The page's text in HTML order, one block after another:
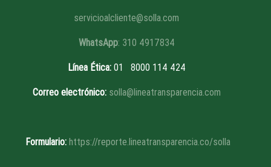
servicioalcliente@solla.com
WhatsApp: 310 4917834
Línea Ética:01 8000 114 424
Correo electrónico: solla@lineatransparencia.com
Formulario: https://reporte.lineatransparencia.co/solla